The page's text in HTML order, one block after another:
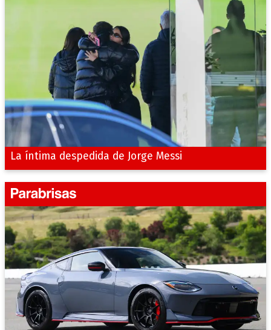
La íntima despedida de Jorge Messi